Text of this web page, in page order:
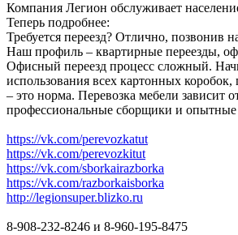
Компания Легион обслуживает
Теперь подробнее:
Требуется переезд? Отлично, позвонив
Наш профиль – квартирные переезды,
Офисный переезд процесс сложный.
использования всех картонных
– это норма. Перевозка мебели зависит
профессиональные сборщики и опытные
https://vk.com/perevozkatut
https://vk.com/perevozkitut
https://vk.com/sborkairazborka
https://vk.com/razborkaisborka
http://legionsuper.blizko.ru
8-908-232-8246 и 8-960-195-8475